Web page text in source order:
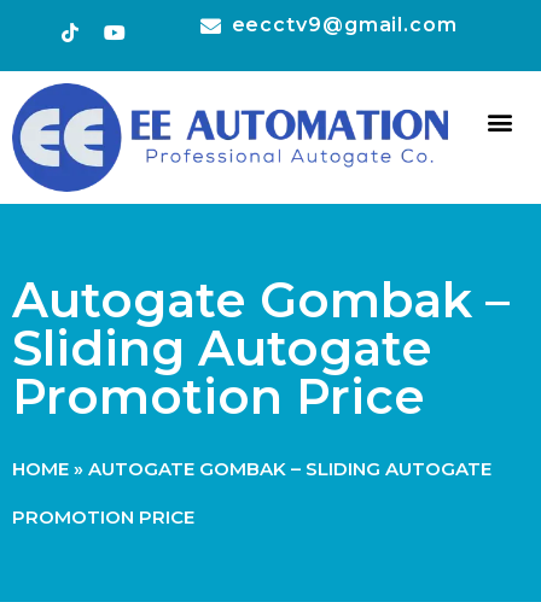
eecctv9@gmail.com
Autogate Gombak –
Sliding Autogate
Promotion Price
HOME » AUTOGATE GOMBAK – SLIDING AUTOGATE
PROMOTION PRICE